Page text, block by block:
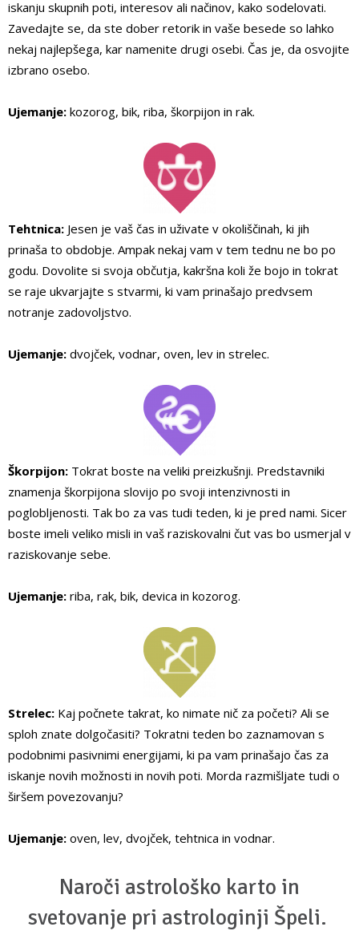
iskanju skupnih poti, interesov ali načinov, kako sodelovati.
Zavedajte se, da ste dober retorik in vaše besede so lahko
nekaj najlepšega, kar namenite drugi osebi. Čas je, da osvojite
izbrano osebo.
Ujemanje: kozorog, bik, riba, škorpijon in rak.
Tehtnica: Jesen je vaš čas in uživate v okoliščinah, ki jih
prinaša to obdobje. Ampak nekaj vam v tem tednu ne bo po
godu. Dovolite si svoja občutja, kakršna koli že bojo in tokrat
se raje ukvarjajte s stvarmi, ki vam prinašajo predvsem
notranje zadovoljstvo.
Ujemanje: dvojček, vodnar, oven, lev in strelec.
Škorpijon: Tokrat boste na veliki preizkušnji. Predstavniki
znamenja škorpijona slovijo po svoji intenzivnosti in
poglobljenosti. Tak bo za vas tudi teden, ki je pred nami. Sicer
boste imeli veliko misli in vaš raziskovalni čut vas bo usmerjal v
raziskovanje sebe.
Ujemanje: riba, rak, bik, devica in kozorog.
Strelec: Kaj počnete takrat, ko nimate nič za početi? Ali se
sploh znate dolgočasiti? Tokratni teden bo zaznamovan s
podobnimi pasivnimi energijami, ki pa vam prinašajo čas za
iskanje novih možnosti in novih poti. Morda razmišljate tudi o
širšem povezovanju?
Ujemanje: oven, lev, dvojček, tehtnica in vodnar.
Naroči astrološko karto in
svetovanje pri astrologinji Špeli.